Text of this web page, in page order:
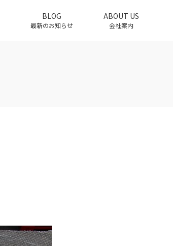
BLOG
最新のお知らせ
ABOUT US
会社案内